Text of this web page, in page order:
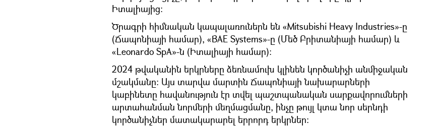
Իտալիայից:
Ծրագրի հիմնական կապալառուներն են «Mitsubishi Heavy Industries»-ը
(Ճապոնիայի համար), «BAE Systems»-ը (Մեծ Բրիտանիայի համար) և
«Leonardo SpA»-ն (Իտալիայի համար):
2024 թվականին երկրները ձեռնամուխ կլինեն կործանիչի անմիջական
մշակմանը։ Այս տարվա մարտին Ճապոնիայի նախարարների
կաբինետը հավանություն էր տվել պաշտպանական սարքավորումների
արտահանման նորմերի մեղմացմանը, ինչը թույլ կտա նոր սերնդի
կործանիչներ մատակարարել երրորդ երկրներ: